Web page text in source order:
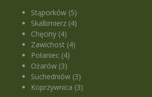
Stąporków (5)
Skalbmierz (4)
Chęciny (4)
Zawichost (4)
Połaniec (4)
Ożarów (3)
Suchedniów (3)
Koprzywnica (3)